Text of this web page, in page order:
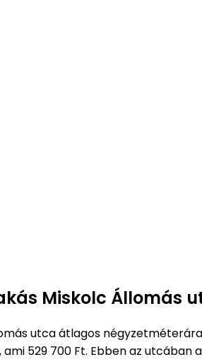
Miskolc Állomás
utca átlagos
529 700 Ft. Ebben az